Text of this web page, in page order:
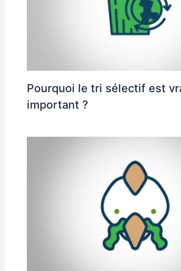
Pourquoi le tri sélectif est
important ?